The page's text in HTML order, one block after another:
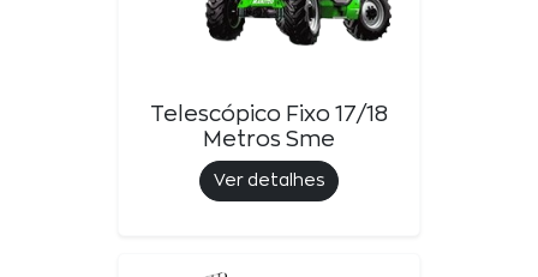
Telescópico Fixo 17/18
Metros Sme
Ver detalhes